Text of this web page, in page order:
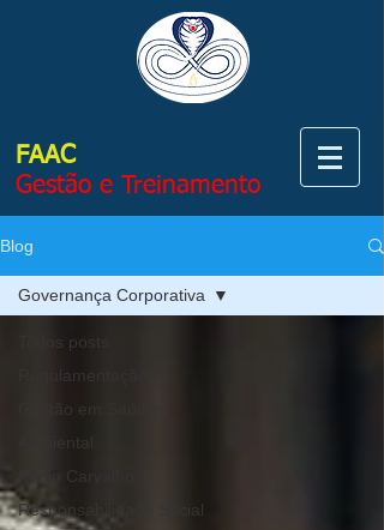
FAAC
Gestão e Treinamento
Blog
Todos posts
Regulamentação
Gestão em Saúde
Ambiental
Fábio Carvalho
Responsabilidade Social
Governança Corporativa